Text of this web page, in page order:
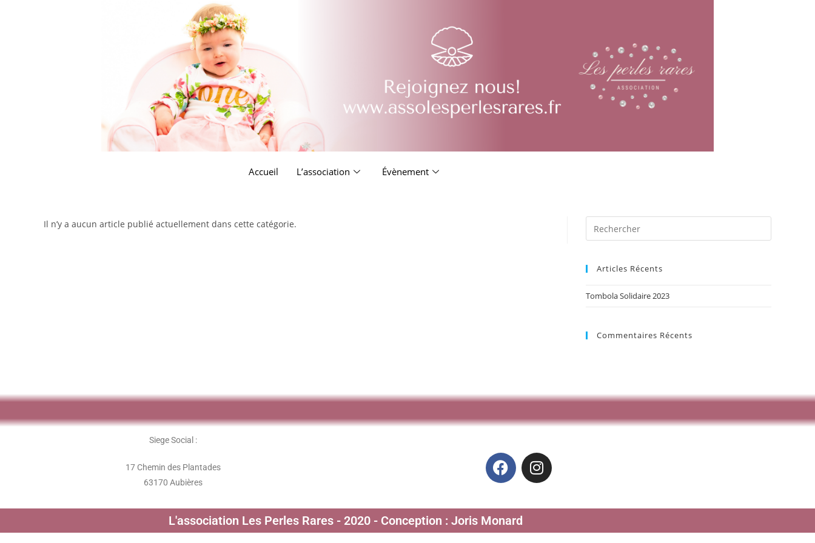
Accueil L’association Évènement
Il n’y a aucun article publié actuellement dans cette catégorie.
Articles Récents
Tombola Solidaire 2023
Commentaires Récents
Siege Social :
17 Chemin des Plantades
63170 Aubières
L'association Les Perles Rares - 2020 - Conception : Joris Monard